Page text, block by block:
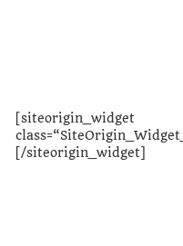
[siteorigin_widget
[/siteorigin_widget]